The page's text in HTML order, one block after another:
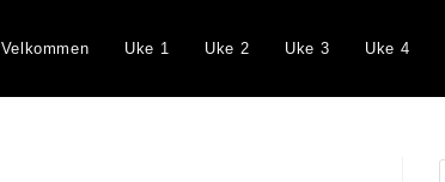
Velkommen Uke 1 Uke 2 Uke 3 Uke 4